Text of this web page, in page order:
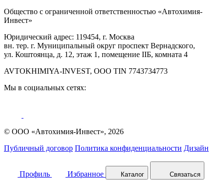
Общество с ограниченной ответственностью «Автохимия-
Инвест»
Юридический адрес: 119454, г. Москва
вн. тер. г. Муниципальный округ проспект Вернадского,
ул. Коштоянца, д. 12, этаж 1, помещение IIБ, комната 4
AVTOKHIMIYA-INVEST, OOO TIN 7743734773
Мы в социальных сетях:
© ООО «Автохимия-Инвест», 2026
Публичный договор Политика конфиденциальности Дизайн
Профиль Избранное Каталог Связаться